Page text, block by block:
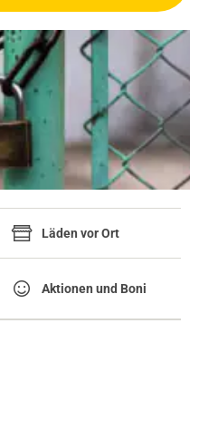
Läden vor Ort
Aktionen und Boni